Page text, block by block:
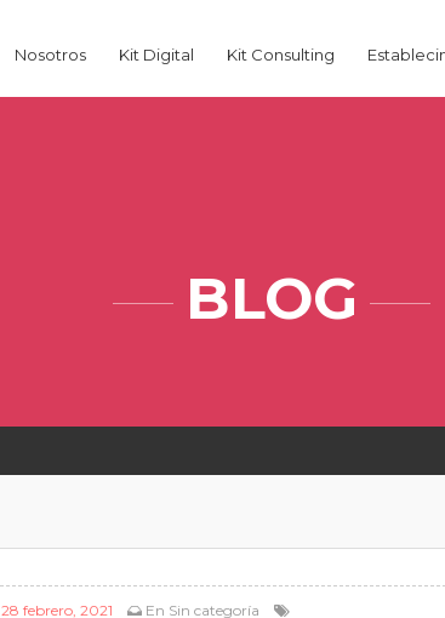
Nosotros Kit Digital Kit Consulting
BLOG
28 febrero, 2021 En Sin categoría